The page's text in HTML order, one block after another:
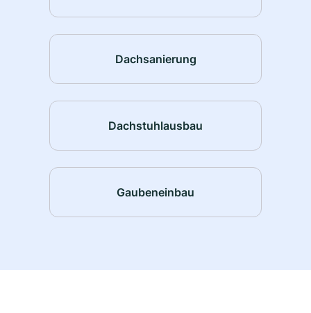
Dachsanierung
Dachstuhlausbau
Gaubeneinbau